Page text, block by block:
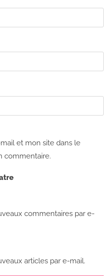
et mon site dans le
commentaire.
commentaires par e-
articles par e-mail.